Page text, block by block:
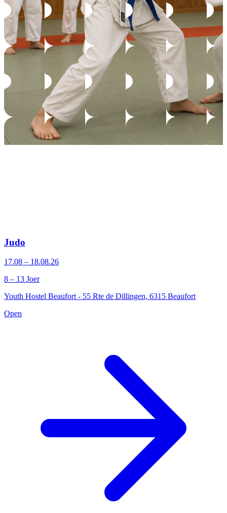
Judo
17.08 – 18.08.26
8 – 13 Joer
Youth Hostel Beaufort - 55 Rte de Dillingen, 6315 Beaufort
Open